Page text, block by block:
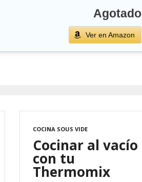
Agotado
Ver en Amazon
COCINA SOUS VIDE
Cocinar al vacío
con tu
Thermomix